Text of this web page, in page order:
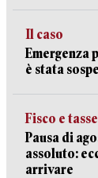
Il caso
Emergenza
è stata
Fisco e tasse
Pausa di
assoluto:
arrivare